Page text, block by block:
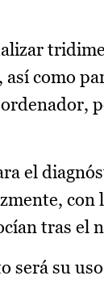
como
el
con
tras el
su